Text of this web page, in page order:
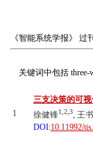
《智能系统学报》 过
关键词中包括 three-
1
三支决策的可
徐健锋1,2,3, 王
DOI:10.11992/